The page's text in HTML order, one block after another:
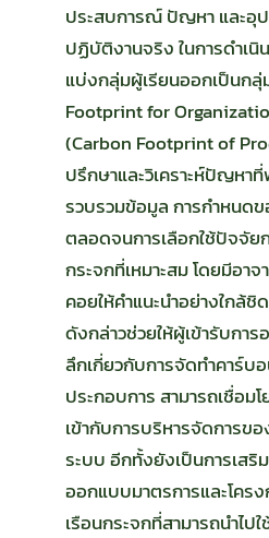
ประสบการณ์ ปัญหา และอุ
ปฏิบัติงานจริง ในการดำเนิ
แบ่งกลุ่มผู้เรียนออกเป็นกลุ่
Footprint for
(Carbon Footprint of
ปรึกษาและวิเคราะห์ปัญหา
รวบรวมข้อมูล การกำหนด
ตลอดจนการเลือกใช้ปัจจัย
กระจกที่เหมาะสม โดยมีอา
คอยให้คำแนะนำอย่างใกล้
ดังกล่าวช่วยให้ผู้เข้ารับการ
ลึกเกี่ยวกับการจัดทำคาร์บ
ประกอบการ สามารถเชื่อม
เข้ากับการบริหารจัดการข
ระบบ อีกทั้งยังเป็นการเสริ
ออกแบบมาตรการและโคร
เรือนกระจกที่สามารถนำไป